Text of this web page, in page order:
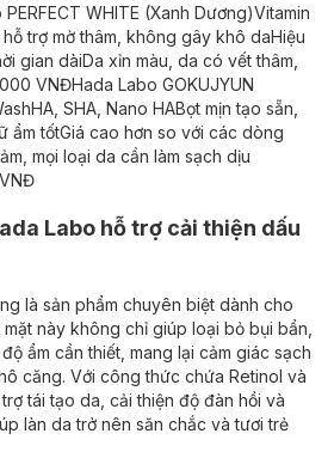
WHITE (Xanh Dương)Vitamin
trợ mờ thâm, không gây khô daHiệu
gian dàiDa xỉn màu, da có vết thâm,
VNĐHada Labo GOKUJYUN
HA, SHA, Nano HABọt mịn tạo sẵn,
ẩm tốtGiá cao hơn so với các dòng
mọi loại da cần làm sạch dịu
Labo hỗ trợ cải thiện dấu
là sản phẩm chuyên biệt dành cho
này không chỉ giúp loại bỏ bụi bẩn,
ẩm cần thiết, mang lại cảm giác sạch
căng. Với công thức chứa Retinol và
tái tạo da, cải thiện độ đàn hồi và
làn da trở nên săn chắc và tươi trẻ